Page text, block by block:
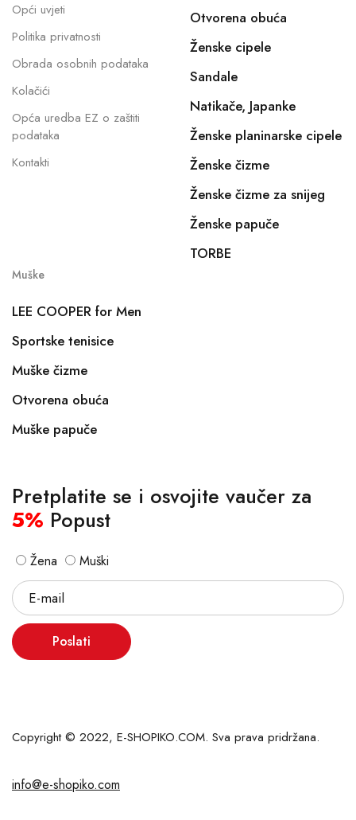
Opći uvjeti
Politika privatnosti
Obrada osobnih podataka
Kolačići
Opća uredba EZ o zaštiti
podataka
Kontakti
Otvorena obuća
Ženske cipele
Sandale
Natikače, Japanke
Ženske planinarske cipele
Ženske čizme
Ženske čizme za snijeg
Ženske papuče
TORBE
Muške
LEE COOPER for Men
Sportske tenisice
Muške čizme
Otvorena obuća
Muške papuče
Pretplatite se i osvojite vaučer za
5% Popust
Žena Muški
Poslati
Copyright © 2022, E-SHOPIKO.COM. Sva prava pridržana.
info@e-shopiko.com